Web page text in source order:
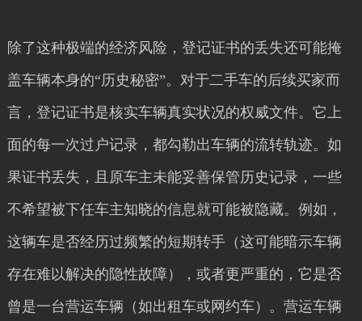
除了这种极端的经济风险，登记证书的丢失还可能掩
盖车辆本身的“历史秘密”。对于二手车的后续买家而
言，登记证书是核实车辆真实状况的权威文件。它上
面的每一次过户记录，都勾勒出车辆的流转轨迹。如
果证书丢失，且原车主未能妥善保管历史记录，一些
不希望被下任车主知晓的信息就可能被隐藏。例如，
这辆车是否经历过频繁的短期转手（这可能暗示车辆
存在难以解决的隐性故障），或者更严重的，它是否
曾是一台营运车辆（如出租车或网约车）。营运车辆